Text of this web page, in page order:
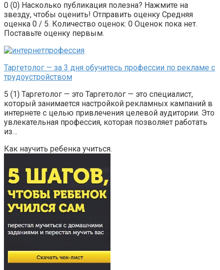
0 (0) Насколько публикация полезна? Нажмите на
звезду, чтобы оценить! Отправить оценку Средняя
оценка 0 / 5. Количество оценок: 0 Оценок пока нет.
Поставьте оценку первым.
Таргетолог — за 3 дня обучитесь профессии по рекламе с
трудоустройством
5 (1) Таргетолог — это Таргетолог — это специалист,
который занимается настройкой рекламных кампаний в
интернете с целью привлечения целевой аудитории. Это
увлекательная профессия, которая позволяет работать
из…
Как научить ребенка учиться.